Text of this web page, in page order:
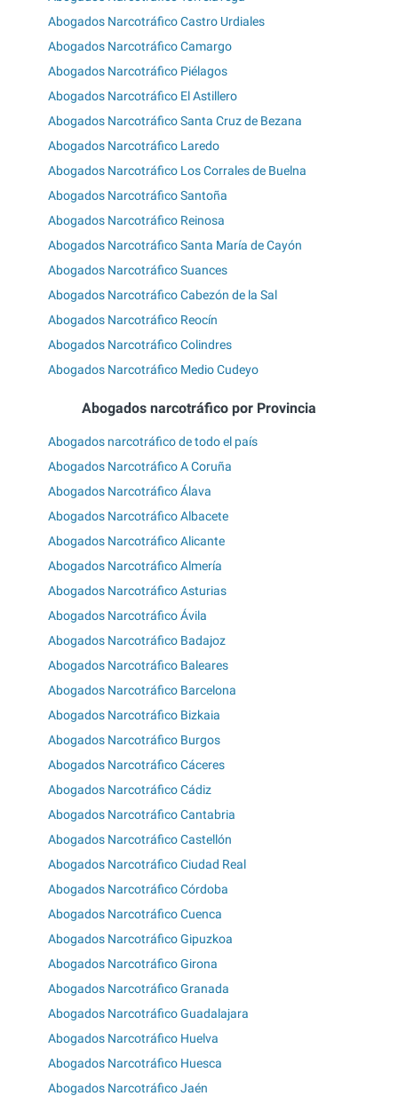
Abogados Narcotráfico Castro Urdiales
Abogados Narcotráfico Camargo
Abogados Narcotráfico Piélagos
Abogados Narcotráfico El Astillero
Abogados Narcotráfico Santa Cruz de Bezana
Abogados Narcotráfico Laredo
Abogados Narcotráfico Los Corrales de Buelna
Abogados Narcotráfico Santoña
Abogados Narcotráfico Reinosa
Abogados Narcotráfico Santa María de Cayón
Abogados Narcotráfico Suances
Abogados Narcotráfico Cabezón de la Sal
Abogados Narcotráfico Reocín
Abogados Narcotráfico Colindres
Abogados Narcotráfico Medio Cudeyo
Abogados narcotráfico por Provincia
Abogados narcotráfico de todo el país
Abogados Narcotráfico A Coruña
Abogados Narcotráfico Álava
Abogados Narcotráfico Albacete
Abogados Narcotráfico Alicante
Abogados Narcotráfico Almería
Abogados Narcotráfico Asturias
Abogados Narcotráfico Ávila
Abogados Narcotráfico Badajoz
Abogados Narcotráfico Baleares
Abogados Narcotráfico Barcelona
Abogados Narcotráfico Bizkaia
Abogados Narcotráfico Burgos
Abogados Narcotráfico Cáceres
Abogados Narcotráfico Cádiz
Abogados Narcotráfico Cantabria
Abogados Narcotráfico Castellón
Abogados Narcotráfico Ciudad Real
Abogados Narcotráfico Córdoba
Abogados Narcotráfico Cuenca
Abogados Narcotráfico Gipuzkoa
Abogados Narcotráfico Girona
Abogados Narcotráfico Granada
Abogados Narcotráfico Guadalajara
Abogados Narcotráfico Huelva
Abogados Narcotráfico Huesca
Abogados Narcotráfico Jaén